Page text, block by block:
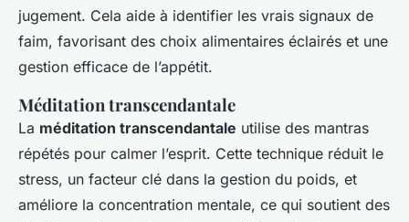
jugement. Cela aide à identifier les vrais signaux de
faim, favorisant des choix alimentaires éclairés et une
gestion efficace de l’appétit.
Méditation transcendantale
La méditation transcendantale utilise des mantras
répétés pour calmer l’esprit. Cette technique réduit le
stress, un facteur clé dans la gestion du poids, et
améliore la concentration mentale, ce qui soutient des